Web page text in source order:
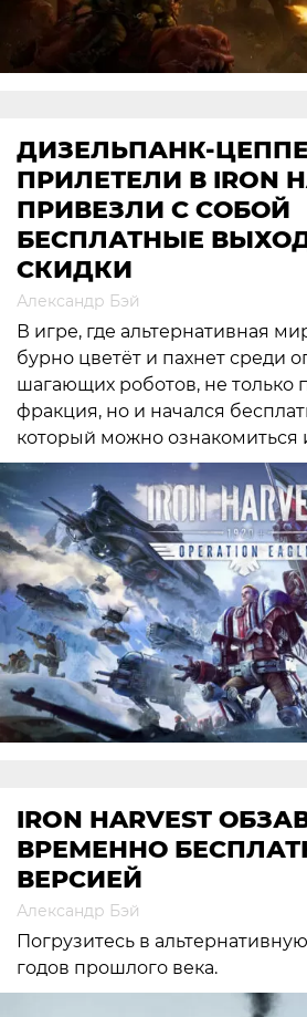
ДИЗЕЛЬПАНК-
ПРИЛЕТЕЛИ В IRON
ПРИВЕЗЛИ С СОБОЙ
БЕСПЛАТНЫЕ
СКИДКИ
Александр Бэй
В игре, где альтернативная
бурно цветёт и пахнет среди
шагающих роботов, не только
фракция, но и начался
который можно ознакомиться
IRON HARVEST
ВРЕМЕННО
ВЕРСИЕЙ
Александр Бэй
Погрузитесь в
годов прошлого века.